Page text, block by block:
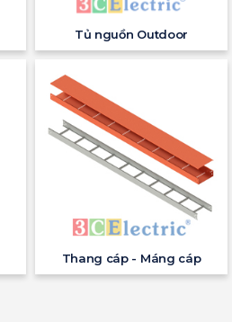
Tủ nguồn Outdoor
Thang cáp - Máng cáp